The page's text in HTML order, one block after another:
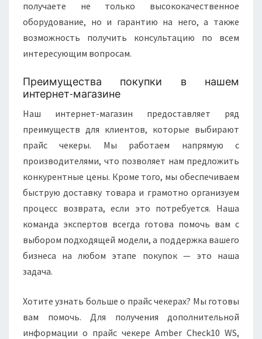
получаете не только высококачественное
оборудование, но и гарантию на него, а также
возможность получить консультацию по всем
интересующим вопросам.
Преимущества покупки в нашем
интернет-магазине
Наш интернет-магазин предоставляет ряд
преимуществ для клиентов, которые выбирают
прайс чекеры. Мы работаем напрямую с
производителями, что позволяет нам предложить
конкурентные цены. Кроме того, мы обеспечиваем
быструю доставку товара и грамотно организуем
процесс возврата, если это потребуется. Наша
команда экспертов всегда готова помочь вам с
выбором подходящей модели, а поддержка вашего
бизнеса на любом этапе покупок — это наша
задача.
Хотите узнать больше о прайс чекерах? Мы готовы
вам помочь. Для получения дополнительной
информации о прайс чекере Amber Check10 WS,